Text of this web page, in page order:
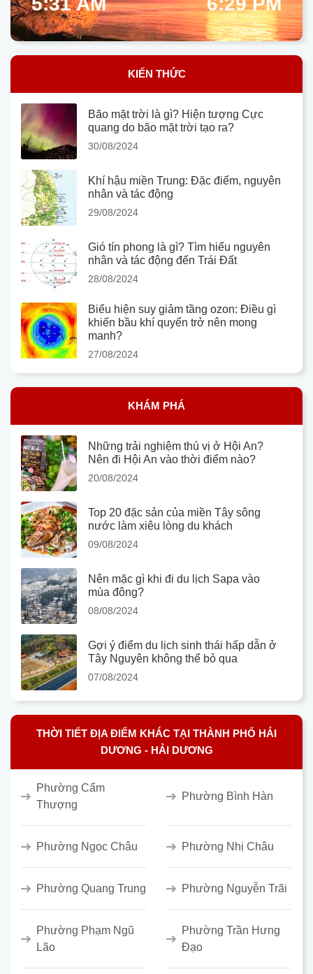
KIẾN THỨC
Bão mặt trời là gì? Hiện tượng Cực
quang do bão mặt trời tạo ra?
30/08/2024
Khí hậu miền Trung: Đặc điểm, nguyên
nhân và tác động
29/08/2024
Gió tín phong là gì? Tìm hiểu nguyên
nhân và tác động đến Trái Đất
28/08/2024
Biểu hiện suy giảm tầng ozon: Điều gì
khiến bầu khí quyển trở nên mong
manh?
27/08/2024
KHÁM PHÁ
Những trải nghiệm thú vị ở Hội An?
Nên đi Hội An vào thời điểm nào?
20/08/2024
Top 20 đặc sản của miền Tây sông
nước làm xiêu lòng du khách
09/08/2024
Nên mặc gì khi đi du lịch Sapa vào
mùa đông?
08/08/2024
Gợi ý điểm du lịch sinh thái hấp dẫn ở
Tây Nguyên không thể bỏ qua
07/08/2024
THỜI TIẾT ĐỊA ĐIỂM KHÁC TẠI THÀNH PHỐ HẢI
DƯƠNG - HẢI DƯƠNG
Phường Cẩm
Thượng
Phường Bình Hàn
Phường Ngọc Châu Phường Nhị Châu
Phường Quang Trung Phường Nguyễn Trãi
Phường Phạm Ngũ
Lão
Phường Trần Hưng
Đạo